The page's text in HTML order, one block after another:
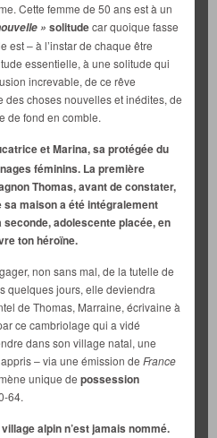
Cette femme de 50 ans est à un
» solitudecar quoique fasse
est – à l’instar de chaque être
essentielle, à une solitude qui
increvable, de ce rêve
des choses nouvelles et inédites, de
de fond en comble.
et Marina, sa protégée du
féminins. La première
Thomas, avant de constater,
sa maison a été intégralement
adolescente placée, en
ton héroïne.
non sans mal, de la tutelle de
quelques jours, elle deviendra
de Thomas, Marraine, écrivaine à
ce cambriolage qui a vidé
dans son village natal, une
– via une émission de France
unique de possession
64.
alpin n’est jamais nommé.